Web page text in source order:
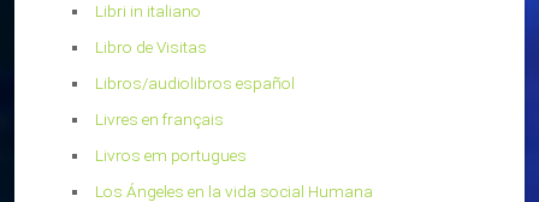
Libri in italiano
Libro de Visitas
Libros/audiolibros español
Livres en français
Livros em portugues
Los Ángeles en la vida social Humana